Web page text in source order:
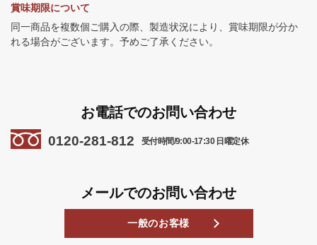
賞味期限について
同一商品を複数個ご購入の際、製造状況により、賞味期限が分か
れる場合がございます。予めご了承ください。
お電話でのお問い合わせ
0120-281-812 受付時間/9:00-17:30 日曜定休
メールでのお問い合わせ
一般のお客様